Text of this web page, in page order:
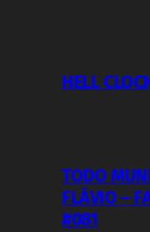
HELL
TODO
FLÁVIO –
#081